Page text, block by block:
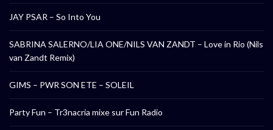
JAY PSAR – So Into You
SABRINA SALERNO/LIA ONE/NILS VAN ZANDT – Love in Rio (Nils
van Zandt Remix)
GIMS – PWR SON ETE – SOLEIL
Party Fun – Tr3nacria mixe sur Fun Radio